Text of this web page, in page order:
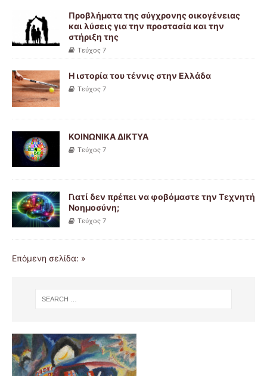
Προβλήματα της σύγχρονης οικογένειας
και λύσεις για την προστασία και την
στήριξη της
Τεύχος 7
Η ιστορία του τέννις στην Ελλάδα
Τεύχος 7
ΚΟΙΝΩΝΙΚΑ ΔΙΚΤΥΑ
Τεύχος 7
Γιατί δεν πρέπει να φοβόμαστε την Τεχνητή
Νοημοσύνη;
Τεύχος 7
Επόμενη σελίδα: »